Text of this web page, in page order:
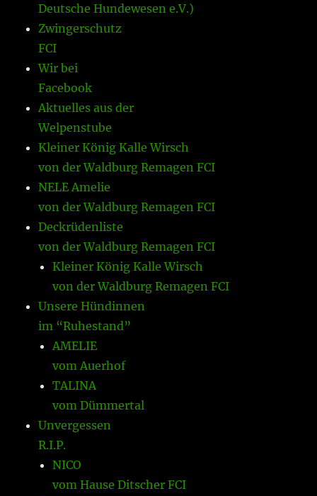
Deutsche Hundewesen e.V.)
Zwingerschutz
FCI
Wir bei
Facebook
Aktuelles aus der
Welpenstube
Kleiner König Kalle Wirsch
von der Waldburg Remagen FCI
NELE Amelie
von der Waldburg Remagen FCI
Deckrüdenliste
von der Waldburg Remagen FCI
Kleiner König Kalle Wirsch
von der Waldburg Remagen FCI
Unsere Hündinnen
im “Ruhestand”
AMELIE
vom Auerhof
TALINA
vom Dümmertal
Unvergessen
R.I.P.
NICO
vom Hause Ditscher FCI